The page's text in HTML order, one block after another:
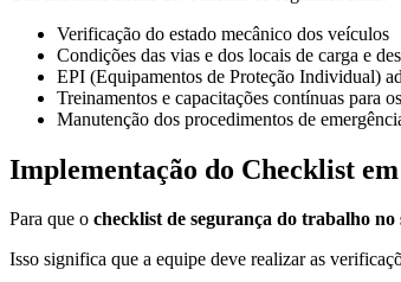
Verificação do estado mecânico dos veículos
Condições das vias e dos locais de carga e
EPI (Equipamentos de Proteção Individual)
Treinamentos e capacitações contínuas para
Manutenção dos procedimentos de
Implementação do Checklist
Para que o checklist de segurança do trabalho
Isso significa que a equipe deve realizar as